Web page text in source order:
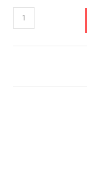
Количество
товара